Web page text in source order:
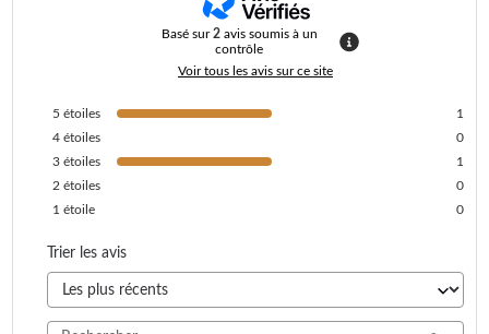
Basé sur2 avis soumis à un
contrôle
Voir tous les avis sur ce site
5 étoiles
1
4 étoiles
0
3 étoiles
1
2 étoiles
0
1 étoile 0
Trier les avis